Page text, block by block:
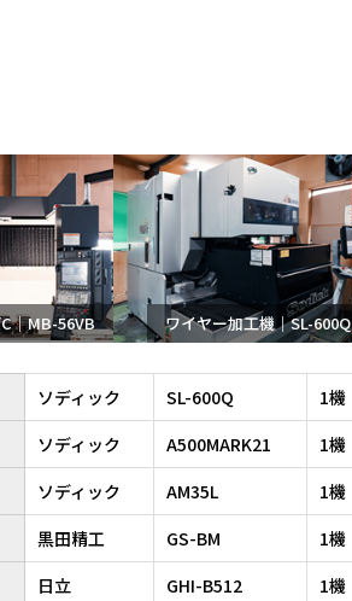
｜MB-56VB ワイヤー加工機｜SL-600Q
ソディック SL-600Q
1機
ソディック
A500MARK21
1機
ソディック
AM35L
1機
黒田精工
GS-BM
1機
日立
GHI-B512
1機